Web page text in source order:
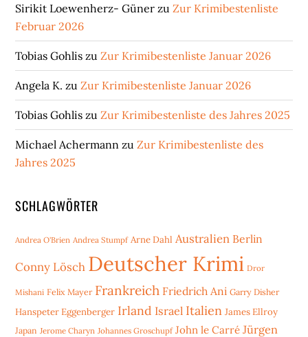
Sirikit Loewenherz- Güner zuZur Krimibestenliste
Februar 2026
Tobias Gohlis zuZur Krimibestenliste Januar 2026
Angela K. zuZur Krimibestenliste Januar 2026
Tobias Gohlis zuZur Krimibestenliste des Jahres 2025
Michael Achermann zuZur Krimibestenliste des
Jahres 2025
SCHLAGWÖRTER
Andrea O'Brien Andrea Stumpf Arne Dahl Australien Berlin
Conny Lösch Deutscher Krimi Dror
Mishani Felix Mayer Frankreich Friedrich Ani Garry Disher
Hanspeter Eggenberger Irland Israel Italien James Ellroy
Japan Jerome Charyn Johannes Groschupf John le Carré Jürgen